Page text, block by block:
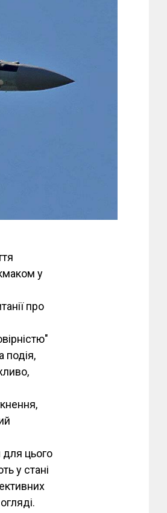
у
про
подія,
для цього
у стані